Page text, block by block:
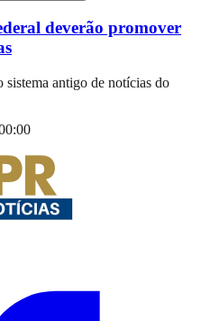
deverão promover
antigo de notícias do